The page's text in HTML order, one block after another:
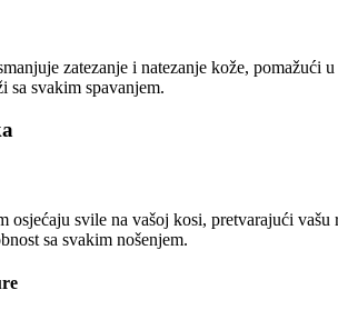
zatezanje i natezanje kože, pomažući
svakim spavanjem.
osjećaju svile na vašoj kosi, pretvarajući
sa svakim nošenjem.